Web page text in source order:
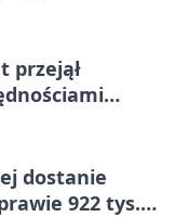
przejął
dostanie
922 tys.